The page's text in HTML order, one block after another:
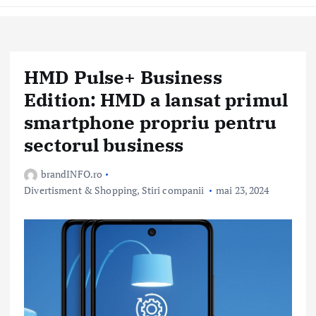
HMD Pulse+ Business
Edition: HMD a lansat primul
smartphone propriu pentru
sectorul business
brandINFO.ro
Divertisment & Shopping, Stiri companii mai 23, 2024